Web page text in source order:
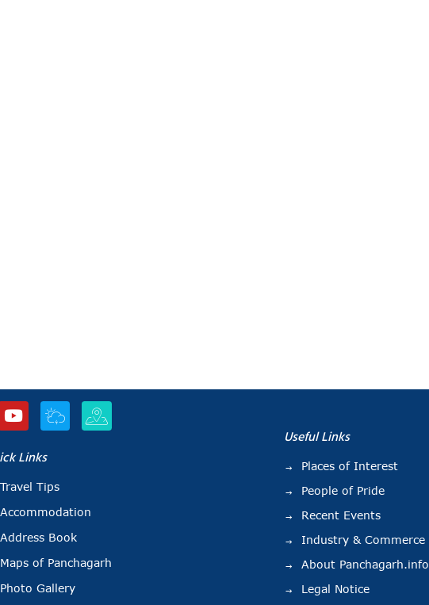
Links
Travel Tips
Accommodation
Address Book
Maps of Panchagarh
Photo Gallery
Useful Links
Places of Interest
People of Pride
Recent Events
Industry & Commerce
About Panchagarh.info
Legal Notice